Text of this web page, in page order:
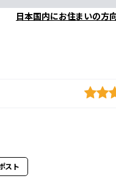
日本国内にお住まいの方
スト